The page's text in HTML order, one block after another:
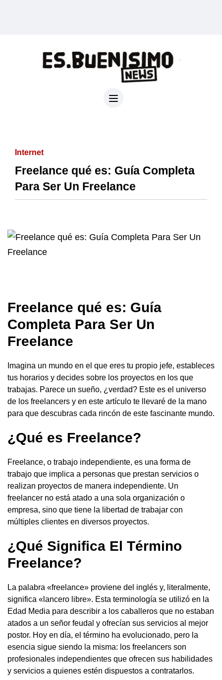
Internet
Freelance qué es: Guía Completa
Para Ser Un Freelance
Freelance qué es: Guía
Completa Para Ser Un
Freelance
Imagina un mundo en el que eres tu propio jefe, estableces
tus horarios y decides sobre los proyectos en los que
trabajas. Parece un sueño, ¿verdad? Este es el universo
de los freelancers y en este artículo te llevaré de la mano
para que descubras cada rincón de este fascinante mundo.
¿Qué es Freelance?
Freelance, o trabajo independiente, es una forma de
trabajo que implica a personas que prestan servicios o
realizan proyectos de manera independiente. Un
freelancer no está atado a una sola organización o
empresa, sino que tiene la libertad de trabajar con
múltiples clientes en diversos proyectos.
¿Qué Significa El Término
Freelance?
La palabra «freelance» proviene del inglés y, literalmente,
significa «lancero libre». Esta terminología se utilizó en la
Edad Media para describir a los caballeros que no estaban
atados a un señor feudal y ofrecían sus servicios al mejor
postor. Hoy en día, el término ha evolucionado, pero la
esencia sigue siendo la misma: los freelancers son
profesionales independientes que ofrecen sus habilidades
y servicios a quienes estén dispuestos a contratarlos.